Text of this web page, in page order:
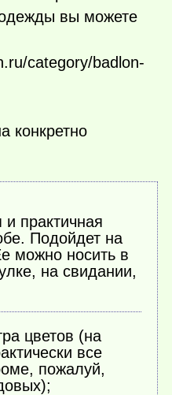
вы можете
category/badlon-
конкретно
и практичная
Подойдет на
можно носить в
на свидании,
цветов (на
все
пожалуй,